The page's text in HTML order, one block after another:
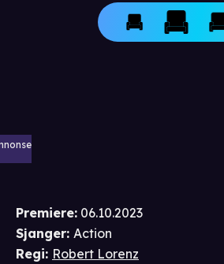
Premiere: 06.10.2023
Sjanger: Action
Regi: Robert Lorenz